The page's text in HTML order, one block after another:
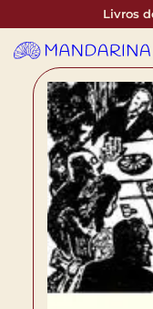
Livros